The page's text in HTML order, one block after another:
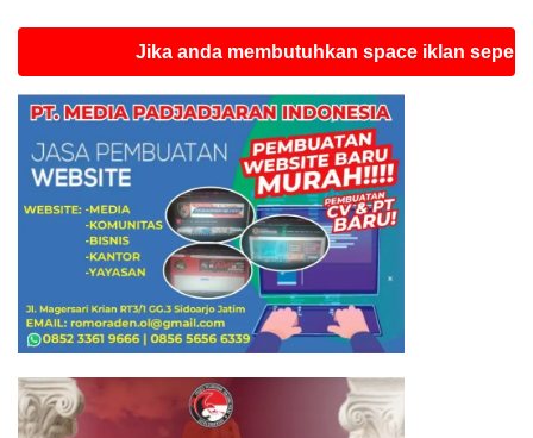
Jika anda membutuhkan space iklan seperti ini